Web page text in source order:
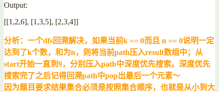
Output:
[[1,2,6], [1,3,5], [2,3,4]]
分析：一个dfs回溯解决，如果当前k == 0而且 n == 0说明一定
达到了k个数，和为n，则将当前path压入result数组中；从
start开始一直到9，分别压入path中深度优先搜索。深度优先
搜索完了之后记得回溯path中pop出最后一个元素～
因为题目要求结果集合必须是按照集合顺序，也就是从小到大